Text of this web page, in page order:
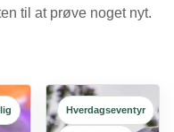
til at prøve noget nyt.
Hverdagseventyr